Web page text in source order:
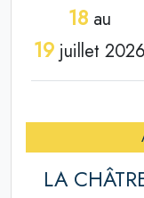
18au
19juillet 2026
LA